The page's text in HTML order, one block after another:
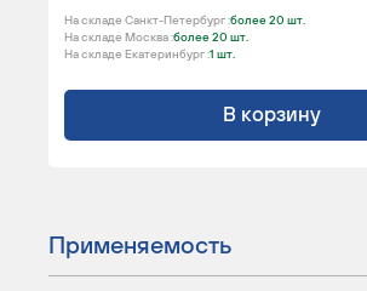
На складе Санкт-Петербург :более 20 шт.
На складе Москва :более 20 шт.
На складе Екатеринбург :1 шт.
В корзину
Применяемость